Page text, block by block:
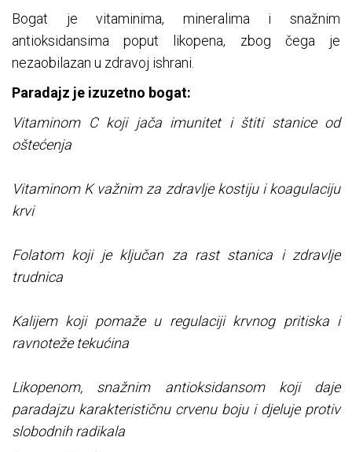
Bogat je vitaminima, mineralima i snažnim
antioksidansima poput likopena, zbog čega je
nezaobilazan u zdravoj ishrani.
Paradajz je izuzetno bogat:
Vitaminom C koji jača imunitet i štiti stanice od
oštećenja
Vitaminom K važnim za zdravlje kostiju i koagulaciju
krvi
Folatom koji je ključan za rast stanica i zdravlje
trudnica
Kalijem koji pomaže u regulaciji krvnog pritiska i
ravnoteže tekućina
Likopenom, snažnim antioksidansom koji daje
paradajzu karakterističnu crvenu boju i djeluje protiv
slobodnih radikala